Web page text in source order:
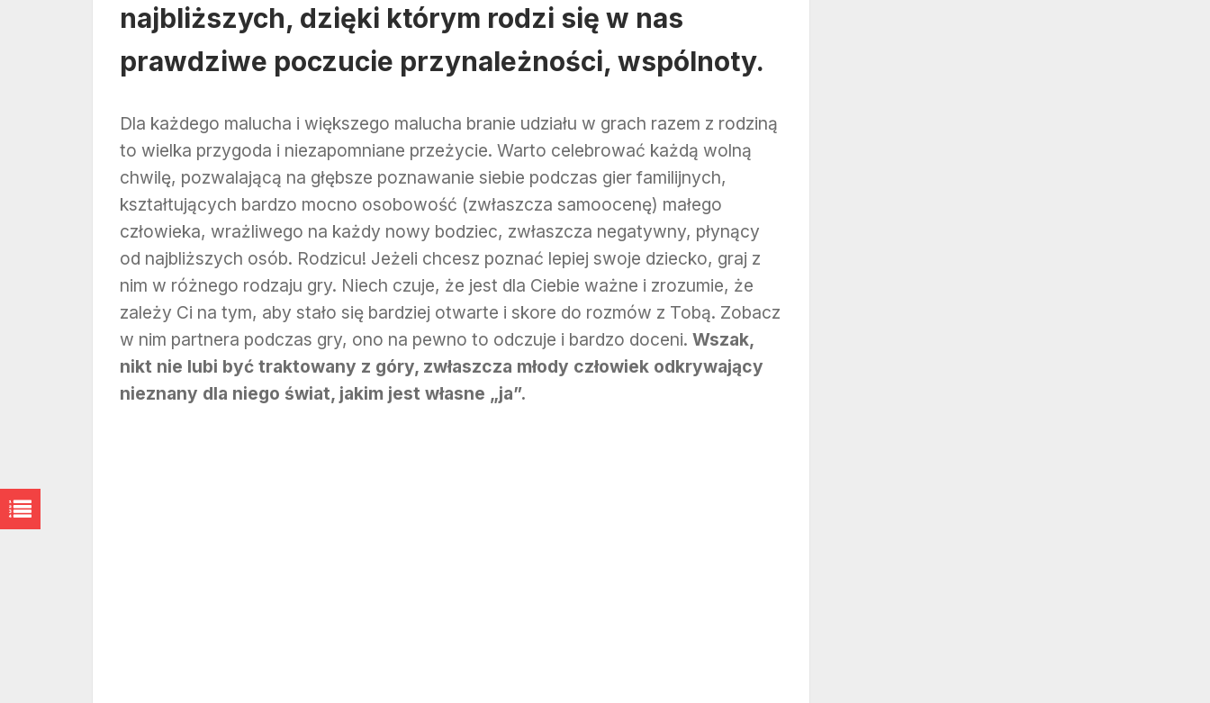
najbliższych, dzięki którym rodzi się w nas
prawdziwe poczucie przynależności, wspólnoty.
Dla każdego malucha i większego malucha branie udziału w grach razem z rodziną
to wielka przygoda i niezapomniane przeżycie. Warto celebrować każdą wolną
chwilę, pozwalającą na głębsze poznawanie siebie podczas gier familijnych,
kształtujących bardzo mocno osobowość (zwłaszcza samoocenę) małego
człowieka, wrażliwego na każdy nowy bodziec, zwłaszcza negatywny, płynący
od najbliższych osób. Rodzicu! Jeżeli chcesz poznać lepiej swoje dziecko, graj z
nim w różnego rodzaju gry. Niech czuje, że jest dla Ciebie ważne i zrozumie, że
zależy Ci na tym, aby stało się bardziej otwarte i skore do rozmów z Tobą. Zobacz
w nim partnera podczas gry, ono na pewno to odczuje i bardzo doceni. Wszak,
nikt nie lubi być traktowany z góry, zwłaszcza młody człowiek odkrywający
nieznany dla niego świat, jakim jest własne „ja”.